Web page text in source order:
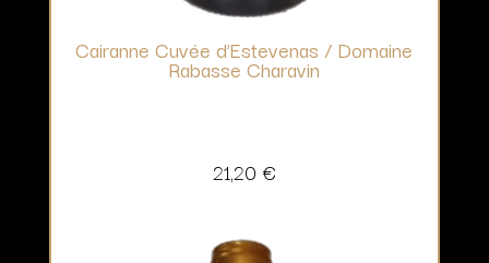
Cairanne Cuvée d’Estevenas / Domaine
Rabasse Charavin
21,20 €